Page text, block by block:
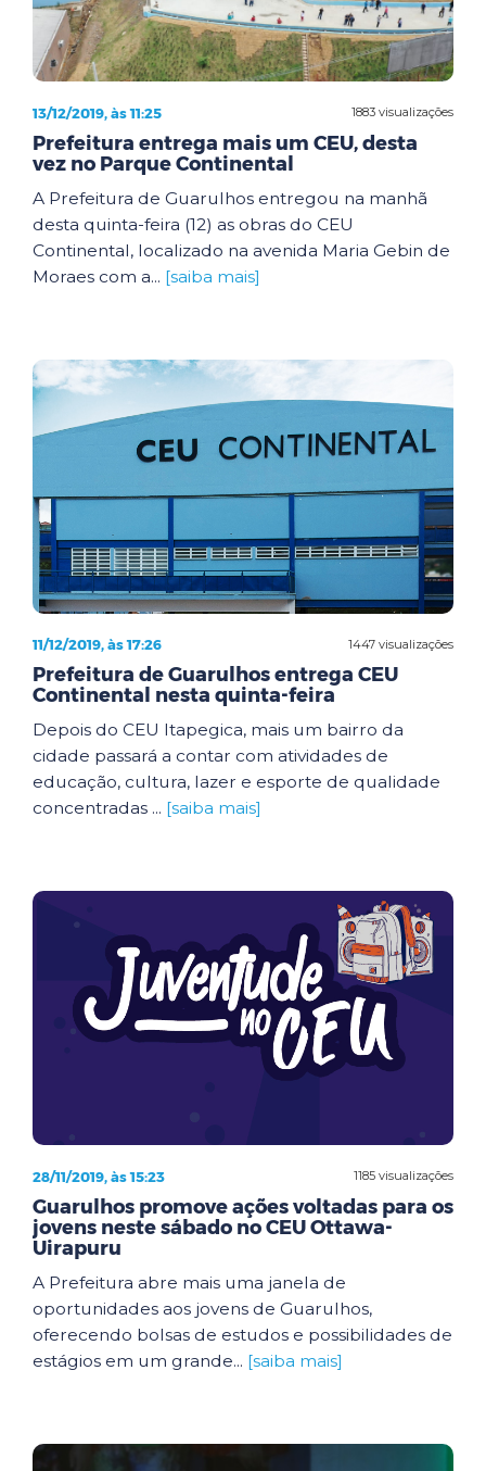
1883 visualizações
13/12/2019, às 11:25
Prefeitura entrega mais um CEU, desta
vez no Parque Continental
A Prefeitura de Guarulhos entregou na manhã
desta quinta-feira (12) as obras do CEU
Continental, localizado na avenida Maria Gebin de
Moraes com a... [saiba mais]
1447 visualizações
11/12/2019, às 17:26
Prefeitura de Guarulhos entrega CEU
Continental nesta quinta-feira
Depois do CEU Itapegica, mais um bairro da
cidade passará a contar com atividades de
educação, cultura, lazer e esporte de qualidade
concentradas ... [saiba mais]
1185 visualizações
28/11/2019, às 15:23
Guarulhos promove ações voltadas para os
jovens neste sábado no CEU Ottawa-
Uirapuru
A Prefeitura abre mais uma janela de
oportunidades aos jovens de Guarulhos,
oferecendo bolsas de estudos e possibilidades de
estágios em um grande... [saiba mais]